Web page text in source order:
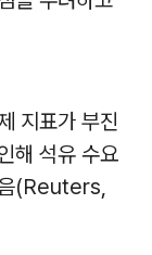
지표가 부진
해 석유 수요
음(Reuters,